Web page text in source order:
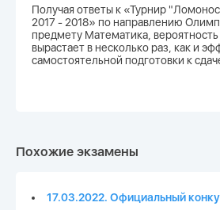
Получая ответы к «Турнир
2017 - 2018» по направлению
предмету Математика,
вырастает в несколько раз, как и
самостоятельной подготовки к
Похожие экзамены
17.03.2022. Официальный